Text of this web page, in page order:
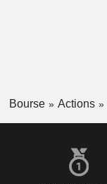
Bourse Actions